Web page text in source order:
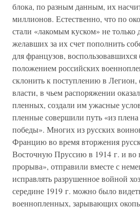
блока, по разным данным, их
миллионов. Естественно, что по
стали «лакомым куском» не только
желавших за их счет пополнить
для французов,
положением российских
склонить к поступлению в
власти, в чьем распоряжении
пленных, создали им ужасные
пленные совершили путь «из
победы». Многих из русских
Францию во время вторжения
Восточную Пруссию в 1914 г. и во
прорыва», отправили вместе с
исправлять разрушенное войной
середине 1919 г. можно было
военнопленных, зарывающих